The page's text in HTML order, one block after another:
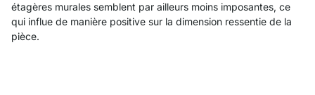
étagères murales semblent par ailleurs moins imposantes, ce
qui influe de manière positive sur la dimension ressentie de la
pièce.